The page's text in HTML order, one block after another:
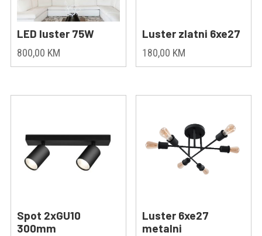
LED luster 75W
800,00 KM
Luster zlatni 6xe27
180,00 KM
Spot 2xGU10
300mm
Luster 6xe27
metalni